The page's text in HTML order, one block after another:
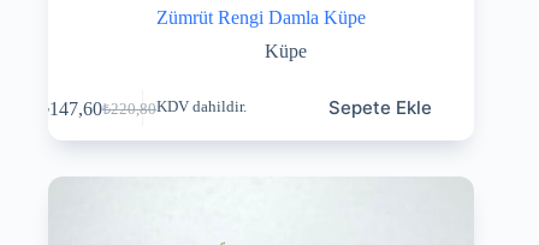
Zümrüt Rengi Damla Küpe
Küpe
₺220,80
₺147,60 KDV dahildir. Sepete Ekle